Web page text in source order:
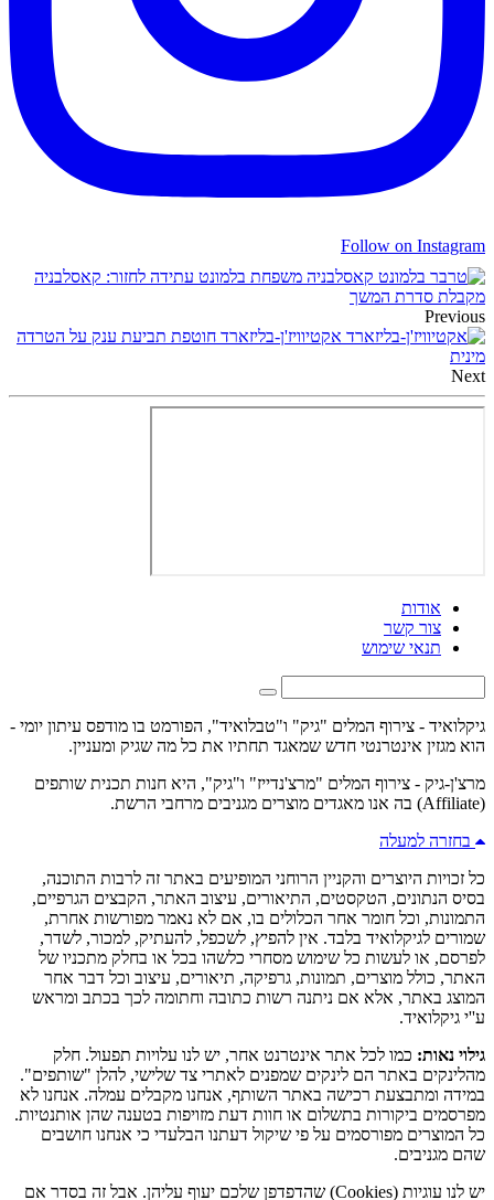
Follow on Instagram
משפחת בלמונט עתידה לחזור: קאסלבניה
מקבלת סדרת המשך
Previous
אקטיוויז'ן-בליזארד חוטפת תביעת ענק על הטרדה
מינית
Next
אודות
צור קשר
תנאי שימוש
גיקלואיד - צירוף המלים "גיק" ו"טבלואיד", הפורמט בו מודפס עיתון יומי -
הוא מגזין אינטרנטי חדש שמאגד תחתיו את כל מה שגיק ומעניין.
מרצ'ן-גיק - צירוף המלים "מרצ'נדייז" ו"גיק", היא חנות תכנית שותפים
(Affiliate) בה אנו מאגדים מוצרים מגניבים מרחבי הרשת.
בחזרה למעלה
כל זכויות היוצרים והקניין הרוחני המופיעים באתר זה לרבות התוכנה,
בסיס הנתונים, הטקסטים, התיאורים, עיצוב האתר, הקבצים הגרפיים,
התמונות, וכל חומר אחר הכלולים בו, אם לא נאמר מפורשות אחרת,
שמורים לגיקלואיד בלבד. אין להפיץ, לשכפל, להעתיק, למכור, לשדר,
לפרסם, או לעשות כל שימוש מסחרי כלשהו בכל או בחלק מתכניו של
האתר, כולל מוצרים, תמונות, גרפיקה, תיאורים, עיצוב וכל דבר אחר
המוצג באתר, אלא אם ניתנה רשות כתובה וחתומה לכך בכתב ומראש
ע''י גיקלואיד.
גילוי נאות: כמו לכל אתר אינטרנט אחר, יש לנו עלויות תפעול. חלק
מהלינקים באתר הם לינקים שמפנים לאתרי צד שלישי, להלן "שותפים".
במידה ומתבצעת רכישה באתר השותף, אנחנו מקבלים עמלה. אנחנו לא
מפרסמים ביקורות בתשלום או חוות דעת מזויפות בטענה שהן אותנטיות.
כל המוצרים מפורסמים על פי שיקול דעתנו הבלעדי כי אנחנו חושבים
שהם מגניבים.
יש לנו עוגיות (Cookies) שהדפדפן שלכם יעוף עליהן. אבל זה בסדר אם